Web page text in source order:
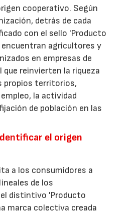
cooperativo. Según
detrás de cada
con el sello 'Producto
agricultores y
en empresas de
que reinvierten la riqueza
propios territorios,
la actividad
de población en las
el origen
a los consumidores a
de los
distintivo 'Producto
marca colectiva creada